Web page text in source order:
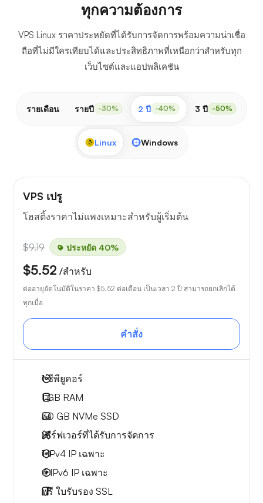
ทุกความต้องการ
VPS Linux ราคาประหยัดที่ได้รับการจัดการพร้อมความน่าเชื่อ
ถือที่ไม่มีใครเทียบได้และประสิทธิภาพที่เหนือกว่าสำหรับทุก
เว็บไซต์และแอปพลิเคชัน
รายเดือน รายปี -30% 2 ปี -40% 3 ปี -50%
Linux Windows
VPS เปรู
โฮสติ้งราคาไม่แพงเหมาะสำหรับผู้เริ่มต้น
$9.19 ประหยัด 40%
$5.52 /สำหรับ
ต่ออายุอัตโนมัติในราคา $5.52 ต่อเดือน เป็นเวลา 2 ปี สามารถยกเลิกได้
ทุกเมื่อ
คำสั่ง
1ซีพียูคอร์
1 GB RAM
30 GB NVMe SSD
เซิร์ฟเวอร์ที่ได้รับการจัดการ
1 IPv4 IP เฉพาะ
4 IPv6 IP เฉพาะ
ฟรี ใบรับรอง SSL